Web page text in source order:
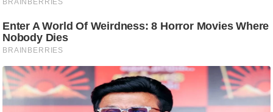
ने
स
मं
त्रा
रि
ले
श